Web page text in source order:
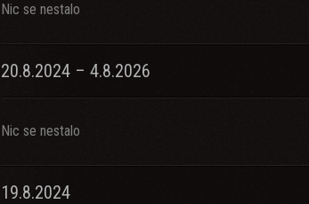
Nic se nestalo
20.8.2024 – 4.8.2026
Nic se nestalo
19.8.2024